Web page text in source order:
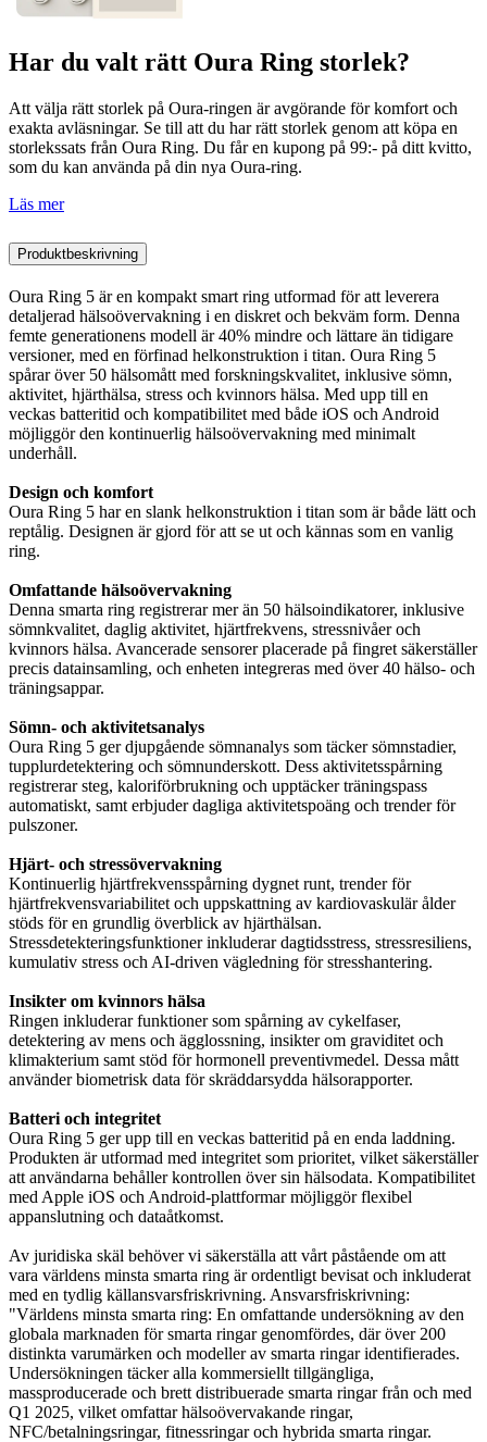
Har du valt rätt Oura Ring storlek?
Att välja rätt storlek på Oura-ringen är avgörande för komfort och
exakta avläsningar. Se till att du har rätt storlek genom att köpa en
storlekssats från Oura Ring. Du får en kupong på 99:- på ditt kvitto,
som du kan använda på din nya Oura-ring.
Läs mer
Produktbeskrivning
Oura Ring 5 är en kompakt smart ring utformad för att leverera
detaljerad hälsoövervakning i en diskret och bekväm form. Denna
femte generationens modell är 40% mindre och lättare än tidigare
versioner, med en förfinad helkonstruktion i titan. Oura Ring 5
spårar över 50 hälsomått med forskningskvalitet, inklusive sömn,
aktivitet, hjärthälsa, stress och kvinnors hälsa. Med upp till en
veckas batteritid och kompatibilitet med både iOS och Android
möjliggör den kontinuerlig hälsoövervakning med minimalt
underhåll.
Design och komfort
Oura Ring 5 har en slank helkonstruktion i titan som är både lätt och
reptålig. Designen är gjord för att se ut och kännas som en vanlig
ring.
Omfattande hälsoövervakning
Denna smarta ring registrerar mer än 50 hälsoindikatorer, inklusive
sömnkvalitet, daglig aktivitet, hjärtfrekvens, stressnivåer och
kvinnors hälsa. Avancerade sensorer placerade på fingret säkerställer
precis datainsamling, och enheten integreras med över 40 hälso- och
träningsappar.
Sömn- och aktivitetsanalys
Oura Ring 5 ger djupgående sömnanalys som täcker sömnstadier,
tupplurdetektering och sömnunderskott. Dess aktivitetsspårning
registrerar steg, kaloriförbrukning och upptäcker träningspass
automatiskt, samt erbjuder dagliga aktivitetspoäng och trender för
pulszoner.
Hjärt- och stressövervakning
Kontinuerlig hjärtfrekvensspårning dygnet runt, trender för
hjärtfrekvensvariabilitet och uppskattning av kardiovaskulär ålder
stöds för en grundlig överblick av hjärthälsan.
Stressdetekteringsfunktioner inkluderar dagtidsstress, stressresiliens,
kumulativ stress och AI-driven vägledning för stresshantering.
Insikter om kvinnors hälsa
Ringen inkluderar funktioner som spårning av cykelfaser,
detektering av mens och ägglossning, insikter om graviditet och
klimakterium samt stöd för hormonell preventivmedel. Dessa mått
använder biometrisk data för skräddarsydda hälsorapporter.
Batteri och integritet
Oura Ring 5 ger upp till en veckas batteritid på en enda laddning.
Produkten är utformad med integritet som prioritet, vilket säkerställer
att användarna behåller kontrollen över sin hälsodata. Kompatibilitet
med Apple iOS och Android-plattformar möjliggör flexibel
appanslutning och dataåtkomst.
Av juridiska skäl behöver vi säkerställa att vårt påstående om att
vara världens minsta smarta ring är ordentligt bevisat och inkluderat
med en tydlig källansvarsfriskrivning. Ansvarsfriskrivning:
"Världens minsta smarta ring: En omfattande undersökning av den
globala marknaden för smarta ringar genomfördes, där över 200
distinkta varumärken och modeller av smarta ringar identifierades.
Undersökningen täcker alla kommersiellt tillgängliga,
massproducerade och brett distribuerade smarta ringar från och med
Q1 2025, vilket omfattar hälsoövervakande ringar,
NFC/betalningsringar, fitnessringar och hybrida smarta ringar.